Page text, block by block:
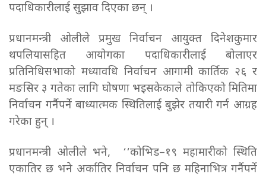
पदाधिकारीलाई सुझाव दिएका छन् ।
प्रधानमन्त्री ओलीले प्रमुख निर्वाचन आयुक्त दिनेशकुमार
थपलियासहित आयोगका पदाधिकारीलाई बोलाएर
प्रतिनिधिसभाको मध्यावधि निर्वाचन आगामी कार्तिक २६ र
मङसिर ३ गतेका लागि घोषणा भइसकेकाले तोकिएको मितिमा
निर्वाचन गर्नैपर्ने बाध्यात्मक स्थितिलाई बुझेर तयारी गर्न आग्रह
गरेका हुन् ।
प्रधानमन्त्री ओलीले भने, ‘‘कोभिड–१९ महामारीको स्थिति
एकातिर छ भने अर्कातिर निर्वाचन पनि छ महिनाभित्र गर्नैपर्ने